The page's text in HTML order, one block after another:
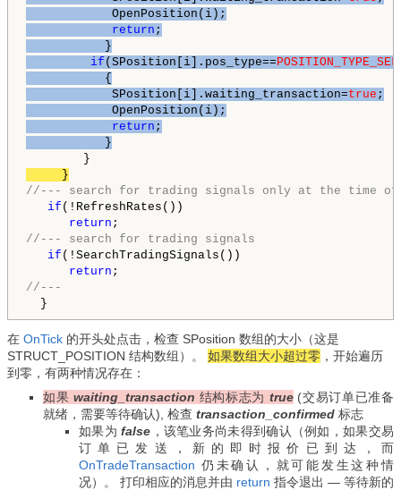
OpenPosition(i);
return ;
}
if (SPosition[i].pos_type==
{
SPosition[i].waiting_transaction=true ;
OpenPosition(i);
return ;
}
//--- search for trading signals only at the time of
if (!RefreshRates())
return
//--- search for trading signals
if (!SearchTradingSignals())
return
//---
}
在 OnTick 的开头处点击，检查 SPosition 数组的大小（这是
STRUCT_POSITION 结构数组）。 如果数组大小超过零 ， 开始遍历
到零，有两种情况存在：
如果 waiting_transaction 结构标志为 true(交易订单已准备
就绪，需要等待确认), 检查 transaction_confirmed 标志
如果为false ，该笔业务尚未得到确认（例如，如果交易
订单已发送，新的即时报价已到达，而
OnTradeTransaction 仍未确认，就可能发生这种情
况）。 打印相应的消息并由 return 指令退出 — 等待新的